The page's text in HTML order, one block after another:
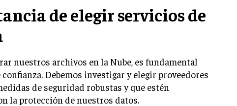
de elegir servicios de
nuestros archivos en la Nube, es fundamental
Debemos investigar y elegir proveedores
de seguridad robustas y que estén
la protección de nuestros datos.